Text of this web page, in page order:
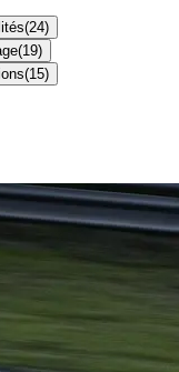
(24)
(19)
(15)